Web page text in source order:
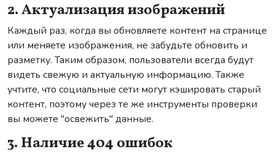
2. Актуализация изображений
Каждый раз, когда вы обновляете контент на странице
или меняете изображения, не забудьте обновить и
разметку. Таким образом, пользователи всегда будут
видеть свежую и актуальную информацию. Также
учтите, что социальные сети могут кэшировать старый
контент, поэтому через те же инструменты проверки
вы можете "освежить" данные.
3. Наличие 404 ошибок